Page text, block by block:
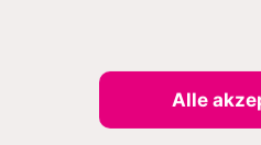
dir Kochen &
Alle